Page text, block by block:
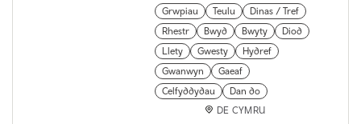
Grwpiau
Teulu
Dinas / Tref
Rhestr
Bwyd Bwyty
Diod
Llety
Gwesty
Hydref
Gwanwyn
Gaeaf
Celfyddydau
Dan do
DE CYMRU